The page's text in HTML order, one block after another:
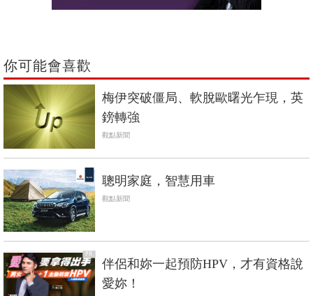
你可能會喜歡
梅伊突破僵局、軟脫歐曙光乍現，英
鎊轉強
觀點新聞
聰明家庭，智慧用車
觀點新聞
PR
伴侶和妳一起預防HPV，才有資格說
愛妳！